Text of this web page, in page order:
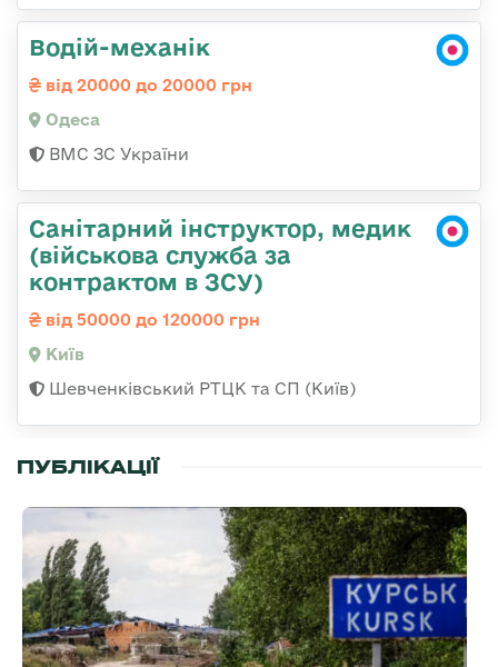
Водій-механік
від 20000 до 20000 грн
Одеса
ВМС ЗС України
Санітарний інструктор, медик
(військова служба за
контрактом в ЗСУ)
від 50000 до 120000 грн
Київ
Шевченківський РТЦК та СП (Київ)
ПУБЛІКАЦІЇ